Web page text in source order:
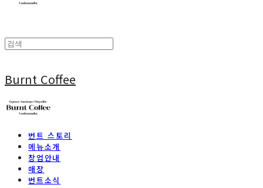
Burnt Coffee
번트 스토리
메뉴소개
창업안내
매장
번트소식